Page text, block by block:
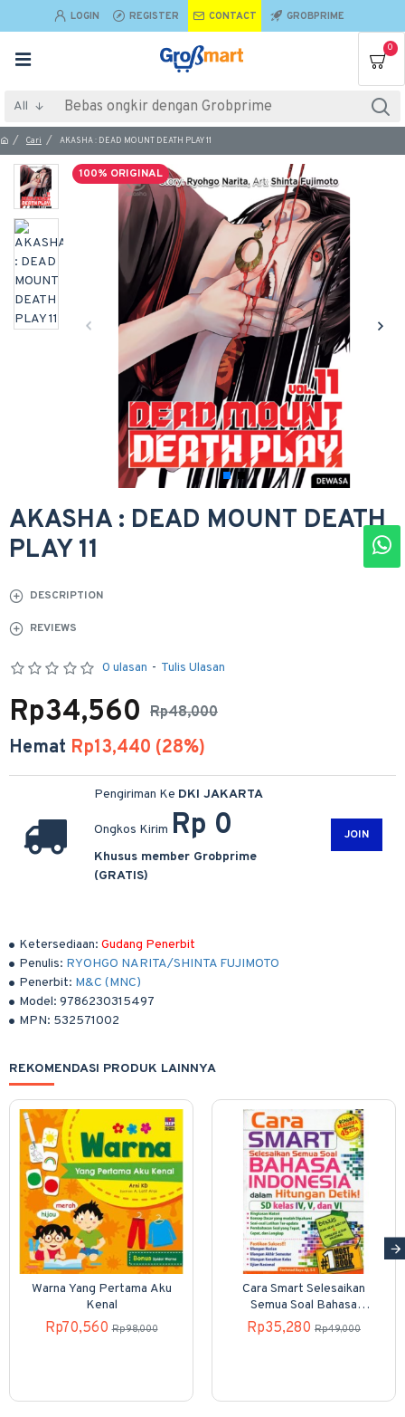
LOGIN REGISTER CONTACT GROBPRIME
0
All
Cari AKASHA : DEAD MOUNT DEATH PLAY 11
100% ORIGINAL
AKASHA : DEAD MOUNT DEATH
PLAY 11
DESCRIPTION
REVIEWS
Ketersediaan: Gudang Penerbit
Penulis: RYOHGO NARITA/SHINTA FUJIMOTO
Penerbit: M&C (MNC)
Model: 9786230315497
MPN: 532571002
0 ulasan - Tulis Ulasan
Rp48,000
Rp34,560
Hemat Rp13,440 (28%)
Pengiriman Ke DKI JAKARTA
Ongkos Kirim Rp 0
Khusus member Grobprime
(GRATIS)
JOIN
REKOMENDASI PRODUK LAINNYA
Warna Yang Pertama Aku
Kenal
Rp70,560 Rp98,000
Cara Smart Selesaikan
Semua Soal Bahasa
Indonesia Dalam Hitungan
Detik! Sd Kelas Iv, V, Dan
Rp35,280 Rp49,000